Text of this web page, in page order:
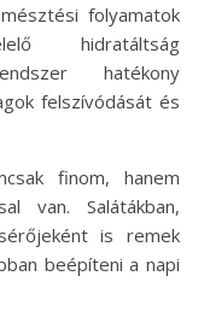
folyamatok
hidratáltság
hatékony
felszívódását és
finom, hanem
van. Salátákban,
is remek
beépíteni a napi